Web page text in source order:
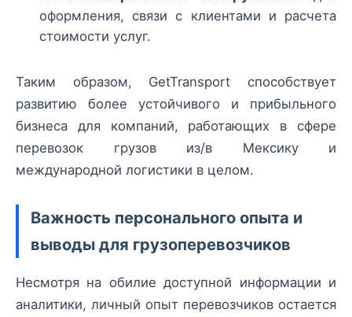
оформления, связи с клиентами и расчета
стоимости услуг.
Таким образом, GetTransport способствует
развитию более устойчивого и прибыльного
бизнеса для компаний, работающих в сфере
перевозок грузов из/в Мексику и
международной логистики в целом.
Важность персонального опыта и
выводы для грузоперевозчиков
Несмотря на обилие доступной информации и
аналитики, личный опыт перевозчиков остается